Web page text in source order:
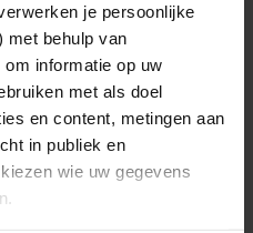
je persoonlijke
met behulp van
informatie op uw
met als doel
en content, metingen aan
in publiek en
wie uw gegevens